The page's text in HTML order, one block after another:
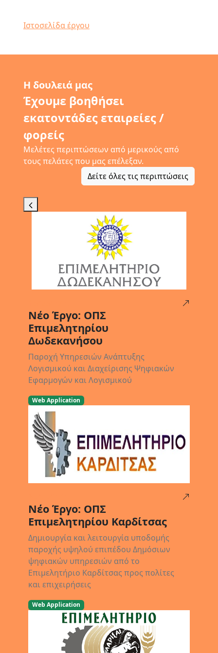
Ιστοσελίδα έργου
Η δουλειά μας
Έχουμε βοηθήσει
εκατοντάδες εταιρείες /
φορείς
Μελέτες περιπτώσεων από μερικούς από
τους πελάτες που μας επέλεξαν.
Δείτε όλες τις περιπτώσεις
Νέο Έργο: ΟΠΣ
Επιμελητηρίου
Δωδεκανήσου
Παροχή Υπηρεσιών Ανάπτυξης
Λογισμικού και Διαχείρισης Ψηφιακών
Εφαρμογών και Λογισμικού
Web Application
Νέο Έργο: ΟΠΣ
Επιμελητηρίου Καρδίτσας
Δημιουργία και λειτουργία υποδομής
παροχής υψηλού επιπέδου Δημόσιων
ψηφιακών υπηρεσιών από το
Επιμελητήριο Καρδίτσας προς πολίτες
και επιχειρήσεις
Web Application